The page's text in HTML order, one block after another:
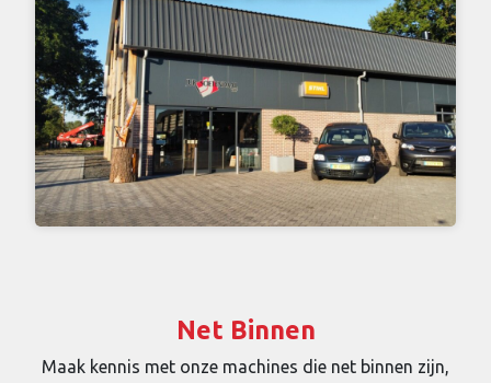
Net Binnen
Maak kennis met onze machines die net binnen zijn,